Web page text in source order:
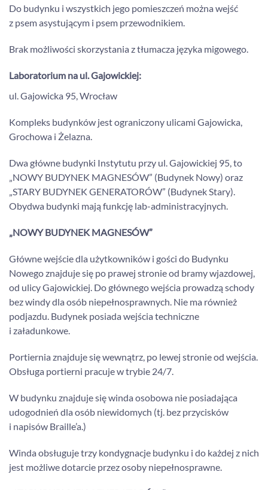
Do budynku i wszystkich jego pomieszczeń można wejść
z psem asystującym i psem przewodnikiem.
Brak możliwości skorzystania z tłumacza języka migowego.
Laboratorium na ul. Gajowickiej:
ul. Gajowicka 95, Wrocław
Kompleks budynków jest ograniczony ulicami Gajowicka,
Grochowa i Żelazna.
Dwa główne budynki Instytutu przy ul. Gajowickiej 95, to
„NOWY BUDYNEK MAGNESÓW” (Budynek Nowy) oraz
„STARY BUDYNEK GENERATORÓW” (Budynek Stary).
Obydwa budynki mają funkcję lab-administracyjnych.
„NOWY BUDYNEK MAGNESÓW”
Główne wejście dla użytkowników i gości do Budynku
Nowego znajduje się po prawej stronie od bramy wjazdowej,
od ulicy Gajowickiej. Do głównego wejścia prowadzą schody
bez windy dla osób niepełnosprawnych. Nie ma również
podjazdu. Budynek posiada wejścia techniczne
i załadunkowe.
Portiernia znajduje się wewnątrz, po lewej stronie od wejścia.
Obsługa portierni pracuje w trybie 24/7.
W budynku znajduje się winda osobowa nie posiadająca
udogodnień dla osób niewidomych (tj. bez przycisków
i napisów Braille’a.)
Winda obsługuje trzy kondygnacje budynku i do każdej z nich
jest możliwe dotarcie przez osoby niepełnosprawne.